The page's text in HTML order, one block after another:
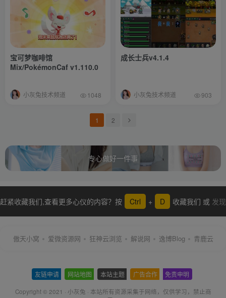
宝可梦咖啡馆
Mix/PokémonCaf v1.110.0
小灰兔技术频道 1048
成长士兵v4.1.4
小灰兔技术频道 903
1 2
专心做好一件事
赶紧收藏我们,查看更多心仪的内容？按 Ctrl + D 收藏我们 或 发现
傲天小窝 爱微资源网 狂神云浏览 解说网 逸博Blog 青鹿云
友链申请 网站地图 本站主题 广告合作 免责申明
Copyright © 2021 · 小灰兔 · 本站所有资源采集于网络，仅供学习，禁止商